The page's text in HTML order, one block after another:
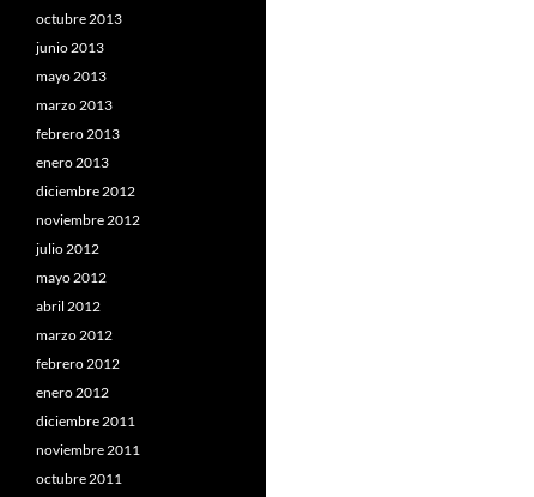
octubre 2013
junio 2013
mayo 2013
marzo 2013
febrero 2013
enero 2013
diciembre 2012
noviembre 2012
julio 2012
mayo 2012
abril 2012
marzo 2012
febrero 2012
enero 2012
diciembre 2011
noviembre 2011
octubre 2011